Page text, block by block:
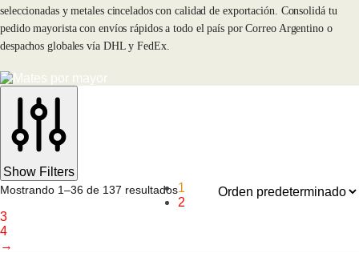
seleccionadas y metales cincelados con calidad de exportación. Consolidá tu
pedido mayorista con envíos rápidos a todo el país por Correo Argentino o
despachos globales vía DHL y FedEx.
Show Filters
Mostrando 1–36 de 137 resultados1
2
3
4
→